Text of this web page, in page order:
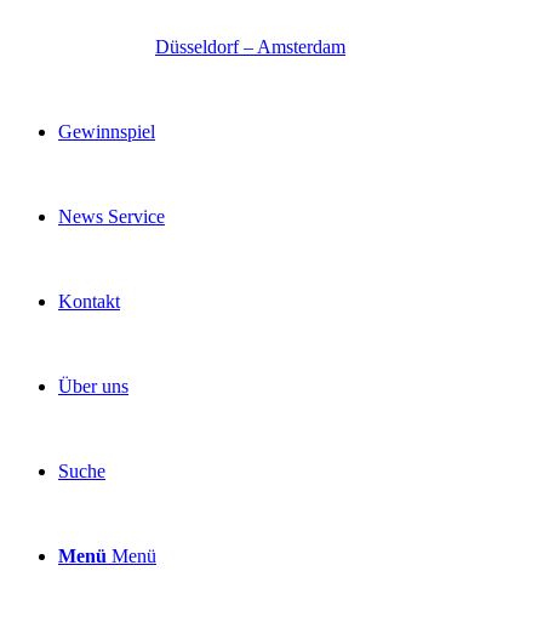
Düsseldorf – Amsterdam
Gewinnspiel
News Service
Kontakt
Über uns
Suche
Menü Menü